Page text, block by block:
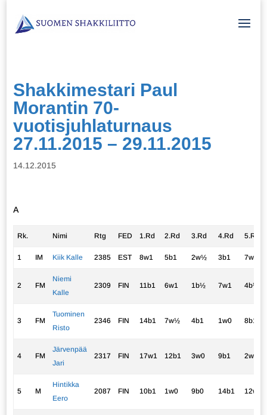
Shakkimestari Paul
Morantin 70-
vuotisjuhlaturnaus
27.11.2015 – 29.11.2015
14.12.2015
A
Rk. Nimi Rtg FED 1.Rd 2.Rd 3.Rd 4.Rd 5.Rd
1 IM Kiik Kalle 2385 EST 8w1 5b1 2w½ 3b1 7w1
2 FM
Niemi
Kalle
2309 FIN 11b1 6w1 1b½ 7w1 4b½
3 FM
Tuominen
Risto
2346 FIN 14b1 7w½ 4b1 1w0 8b1
4 FM
Järvenpää
Jari
2317 FIN 17w1 12b1 3w0 9b1 2w½
5 M
Hintikka
Eero
2087 FIN 10b1 1w0 9b0 14b1 12w1